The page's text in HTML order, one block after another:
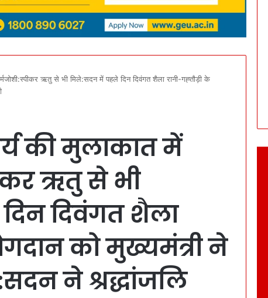
ऋतु से भी मिले:सदन में पहले दिन दिवंगत शैला रानी-गह्तौड़ी के
की मुलाकात में
ऋतु से भी
दिवंगत शैला
को मुख्यमंत्री ने
ने श्रद्धांजलि